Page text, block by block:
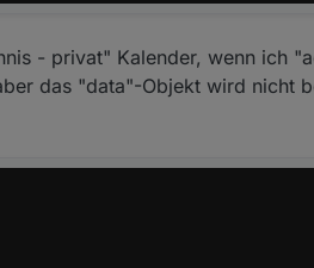
- privat" Kalender, wenn ich
das "data"-Objekt wird nicht